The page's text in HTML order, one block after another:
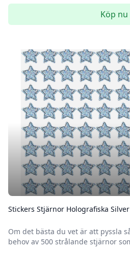
Köp nu
Stickers Stjärnor Holografiska Silver
Om det bästa du vet är att pyssla
behov av 500 strålande stjärnor